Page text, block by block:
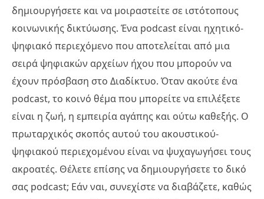
δημιουργήσετε και να μοιραστείτε σε ιστότοπους
κοινωνικής δικτύωσης. Ένα podcast είναι ηχητικό-
ψηφιακό περιεχόμενο που αποτελείται από μια
σειρά ψηφιακών αρχείων ήχου που μπορούν να
έχουν πρόσβαση στο Διαδίκτυο. Όταν ακούτε ένα
podcast, το κοινό θέμα που μπορείτε να επιλέξετε
είναι η ζωή, η εμπειρία αγάπης και ούτω καθεξής. Ο
πρωταρχικός σκοπός αυτού του ακουστικού-
ψηφιακού περιεχομένου είναι να ψυχαγωγήσει τους
ακροατές. Θέλετε επίσης να δημιουργήσετε το δικό
σας podcast; Εάν ναι, συνεχίστε να διαβάζετε, καθώς